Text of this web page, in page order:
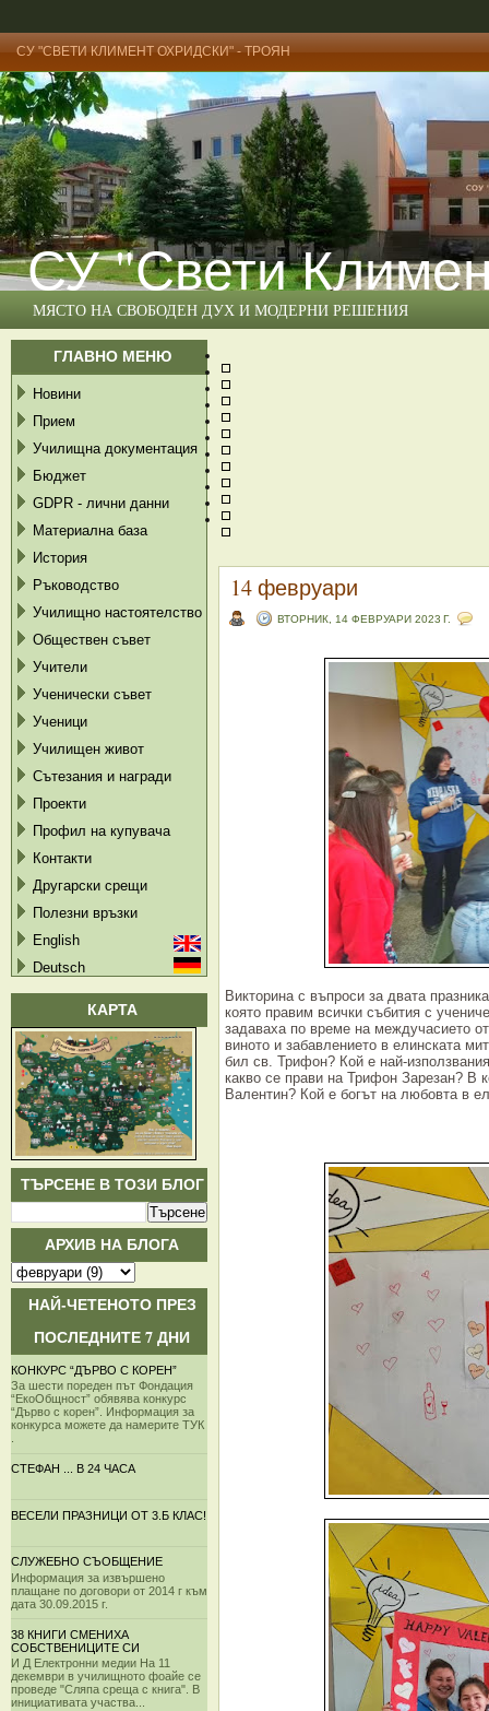
СУ "СВЕТИ КЛИМЕНТ ОХРИДСКИ" - ТРОЯН
СУ "Свети
МЯСТО НА СВОБОДЕН ДУХ И МОДЕРНИ РЕШЕНИЯ
ГЛАВНО МЕНЮ
Новини
Прием
Училищна документация
Бюджет
GDPR - лични данни
Материална база
История
Ръководство
Училищно настоятелство
Обществен съвет
Учители
Ученически съвет
Ученици
Училищен живот
Сътезания и награди
Проекти
Профил на купувача
Контакти
Другарски срещи
Полезни връзки
English
Deutsch
КАРТА
ТЪРСЕНЕ В ТОЗИ БЛОГ
АРХИВ НА БЛОГА
НАЙ-ЧЕТЕНОТО ПРЕЗ
ПОСЛЕДНИТЕ 7 ДНИ
КОНКУРС “ДЪРВО С КОРЕН”
За шести пореден път Фондация
“ЕкоОбщност” обявява конкурс
“Дърво с корен”. Информация за
конкурса можете да намерите ТУК
СТЕФАН ... В 24 ЧАСА
ВЕСЕЛИ ПРАЗНИЦИ ОТ 3.Б КЛАС!
СЛУЖЕБНО СЪОБЩЕНИЕ
Информация за извършено
плащане по договори от 2014 г към
дата 30.09.2015 г.
38 КНИГИ СМЕНИХА
СОБСТВЕНИЦИТЕ СИ
И Д Електронни медии На 11
декември в училищното фоайе се
проведе "Сляпа среща с книга". В
инициативата участва...
14 февруари
ВТОРНИК, 14 ФЕВРУАРИ 2023 Г.
Викторина с въпроси за двата
която правим всички събития с
задаваха по време на междучасието
виното и забавлението в елинската
бил св. Трифон? Кой е най-
какво се прави на Трифон Зарезан? В
Валентин? Кой е богът на любовта в